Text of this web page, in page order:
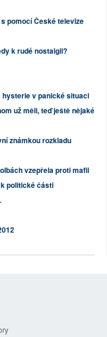
pomocí České televize
k rudé nostalgii?
hysterie v panické situaci
už měli, teď ještě nějaké
známkou rozkladu
vzepřela proti mafii
politické části